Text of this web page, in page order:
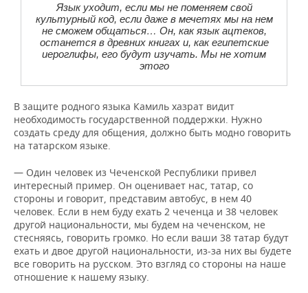
Язык уходит, если мы не поменяем свой
культурный код, если даже в мечетях мы на нем
не сможем общаться… Он, как язык ацтеков,
останется в древних книгах и, как египетские
иероглифы, его будут изучать. Мы не хотим
этого
В защите родного языка Камиль хазрат видит
необходимость государственной поддержки. Нужно
создать среду для общения, должно быть модно говорить
на татарском языке.
— Один человек из Чеченской Республики привел
интересный пример. Он оценивает нас, татар, со
стороны и говорит, представим автобус, в нем 40
человек. Если в нем буду ехать 2 чеченца и 38 человек
другой национальности, мы будем на чеченском, не
стесняясь, говорить громко. Но если ваши 38 татар будут
ехать и двое другой национальности, из-за них вы будете
все говорить на русском. Это взгляд со стороны на наше
отношение к нашему языку.